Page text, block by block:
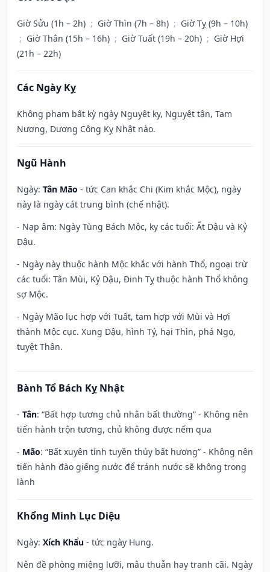
Giờ Sửu (1h – 2h) ; Giờ Thìn (7h – 8h) ; Giờ Tỵ (9h – 10h)
; Giờ Thân (15h – 16h) ; Giờ Tuất (19h – 20h) ; Giờ Hợi
(21h – 22h)
Các Ngày Kỵ
Không phạm bất kỳ ngày Nguyệt kỵ, Nguyệt tận, Tam
Nương, Dương Công Kỵ Nhật nào.
Ngũ Hành
Ngày: Tân Mão - tức Can khắc Chi (Kim khắc Mộc), ngày
này là ngày cát trung bình (chế nhật).
- Nạp âm: Ngày Tùng Bách Mộc, kỵ các tuổi: Ất Dậu và Kỷ
Dậu.
- Ngày này thuộc hành Mộc khắc với hành Thổ, ngoại trừ
các tuổi: Tân Mùi, Kỷ Dậu, Đinh Tỵ thuộc hành Thổ không
sợ Mộc.
- Ngày Mão lục hợp với Tuất, tam hợp với Mùi và Hợi
thành Mộc cục. Xung Dậu, hình Tý, hại Thìn, phá Ngọ,
tuyệt Thân.
Bành Tổ Bách Kỵ Nhật
- Tân: “Bất hợp tương chủ nhân bất thường” - Không nên
tiến hành trộn tương, chủ không được nếm qua
- Mão: “Bất xuyên tỉnh tuyền thủy bất hương” - Không nên
tiến hành đào giếng nước để tránh nước sẽ không trong
lành
Khổng Minh Lục Diệu
Ngày: Xích Khẩu - tức ngày Hung.
Nên đề phòng miệng lưỡi, mâu thuẫn hay tranh cãi. Ngày